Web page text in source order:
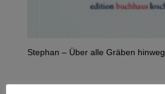
Stephan – Über alle Gräben hinweg